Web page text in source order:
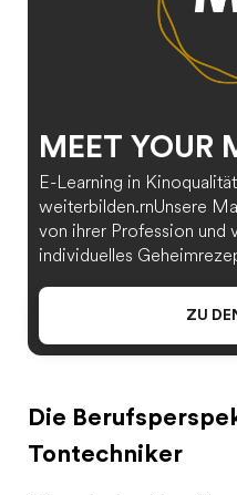
MEET YOUR
E-Learning in
weiterbilden.rnUnsere
von ihrer Profession und
individuelles
ZU
Die
Tontechniker